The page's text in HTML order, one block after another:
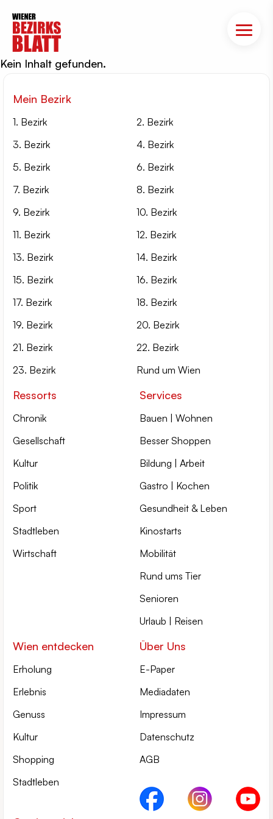
Kein Inhalt gefunden.
Mein Bezirk
1. Bezirk
2. Bezirk
3. Bezirk
4. Bezirk
5. Bezirk
6. Bezirk
7. Bezirk
8. Bezirk
9. Bezirk
10. Bezirk
11. Bezirk
12. Bezirk
13. Bezirk
14. Bezirk
15. Bezirk
16. Bezirk
17. Bezirk
18. Bezirk
19. Bezirk
20. Bezirk
21. Bezirk
22. Bezirk
23. Bezirk
Rund um Wien
Ressorts
Chronik
Gesellschaft
Kultur
Politik
Sport
Stadtleben
Wirtschaft
Services
Bauen | Wohnen
Besser Shoppen
Bildung | Arbeit
Gastro | Kochen
Gesundheit & Leben
Kinostarts
Mobilität
Rund ums Tier
Senioren
Urlaub | Reisen
Wien entdecken
Erholung
Erlebnis
Genuss
Kultur
Shopping
Stadtleben
Über Uns
E-Paper
Mediadaten
Impressum
Datenschutz
AGB